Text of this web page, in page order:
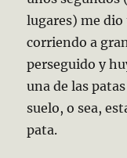
lugares) me
corriendo a
perseguido y
una de las
suelo, o sea,
pata.